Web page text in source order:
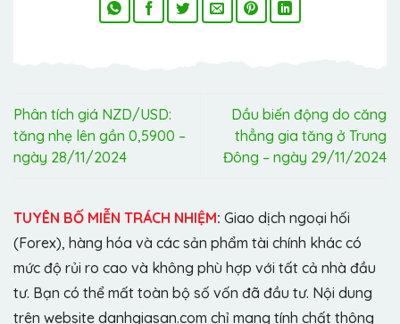
Phân tích giá NZD/USD:
tăng nhẹ lên gần 0,5900 –
ngày 28/11/2024
Dầu biến động do căng
thẳng gia tăng ở Trung
Đông – ngày 29/11/2024
TUYÊN BỐ MIỄN TRÁCH NHIỆM: Giao dịch ngoại hối
(Forex), hàng hóa và các sản phẩm tài chính khác có
mức độ rủi ro cao và không phù hợp với tất cả nhà đầu
tư. Bạn có thể mất toàn bộ số vốn đã đầu tư. Nội dung
trên website danhgiasan.com chỉ mang tính chất thông